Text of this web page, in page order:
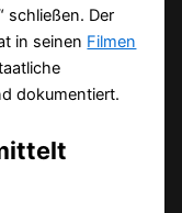
schließen. Der
in seinen Filmen
dokumentiert.